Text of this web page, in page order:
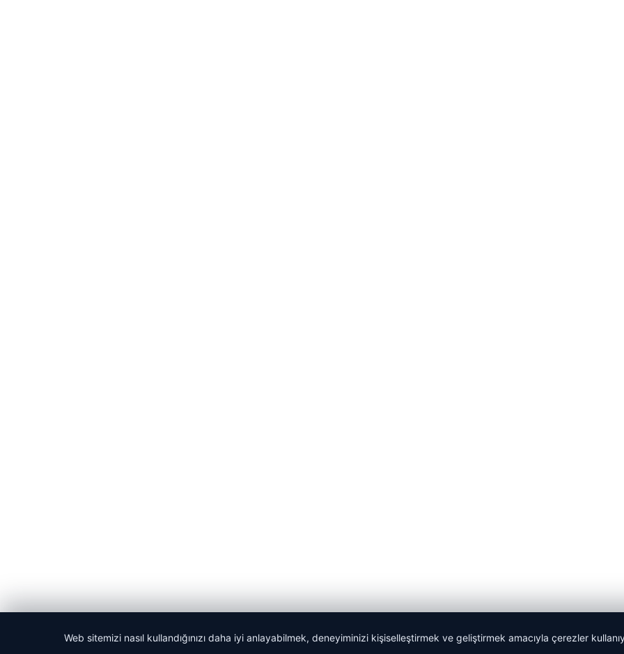
Web sitemizi nasıl kullandığınızı daha iyi anlayabilmek, deneyiminizi kişiselleştirmek ve geliştirmek amacıyla çerezler